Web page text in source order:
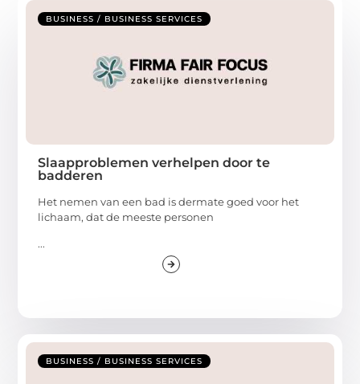
BUSINESS / BUSINESS SERVICES
Slaapproblemen verhelpen door te
badderen
Het nemen van een bad is dermate goed voor het
lichaam, dat de meeste personen
...
BUSINESS / BUSINESS SERVICES